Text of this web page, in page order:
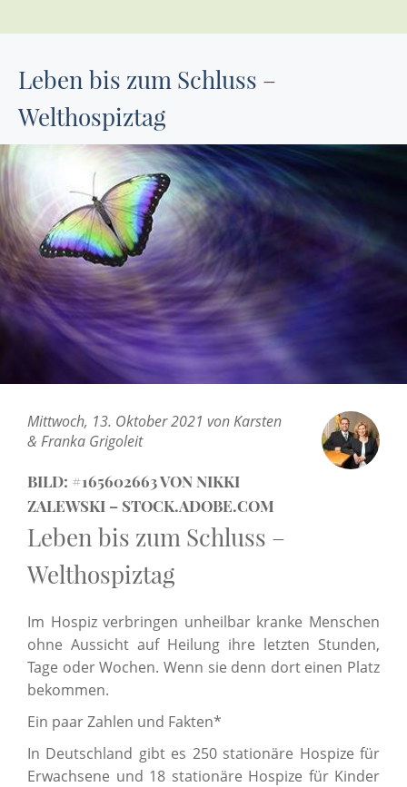
Leben bis zum Schluss –
Welthospiztag
Mittwoch, 13. Oktober 2021 von Karsten
& Franka Grigoleit
BILD: #165602663 VON NIKKI
ZALEWSKI – STOCK.ADOBE.COM
Leben bis zum Schluss –
Welthospiztag
Im Hospiz verbringen unheilbar kranke Menschen
ohne Aussicht auf Heilung ihre letzten Stunden,
Tage oder Wochen. Wenn sie denn dort einen Platz
bekommen.
Ein paar Zahlen und Fakten*
In Deutschland gibt es 250 stationäre Hospize für
Erwachsene und 18 stationäre Hospize für Kinder